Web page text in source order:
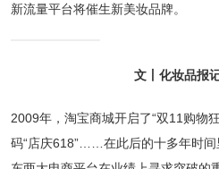
新流量平台将催生新美妆品牌。
文丨化妆品报
2009年，淘宝商城开启了“双11购物
码“店庆618”……在此后的十多年时